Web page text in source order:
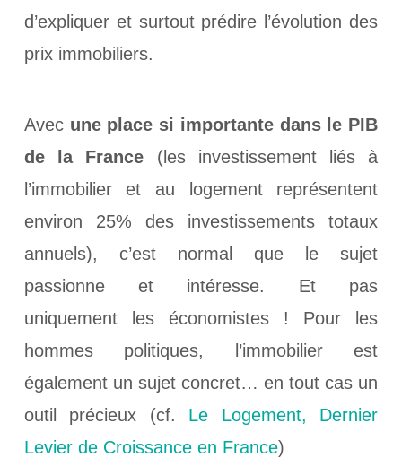
d’expliquer et surtout prédire l’évolution des
prix immobiliers.
Avec une place si importante dans le PIB
de la France (les investissement liés à
l’immobilier et au logement représentent
environ 25% des investissements totaux
annuels), c’est normal que le sujet
passionne et intéresse. Et pas
uniquement les économistes ! Pour les
hommes politiques, l’immobilier est
également un sujet concret… en tout cas un
outil précieux (cf. Le Logement, Dernier
Levier de Croissance en France)